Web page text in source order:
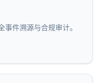
件溯源与合规审计。